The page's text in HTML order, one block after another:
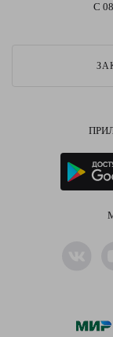
С